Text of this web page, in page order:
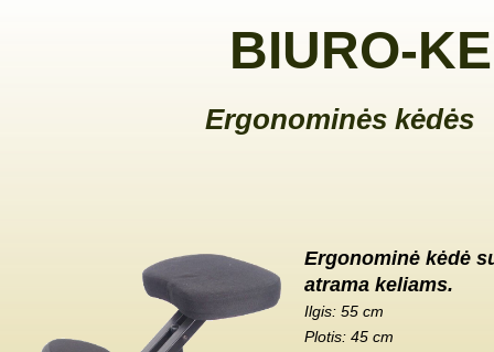
BIURO-
Ergonominės kėdės
Ergonominė kėdė
atrama keliams.
Ilgis: 55 cm
Plotis: 45 cm